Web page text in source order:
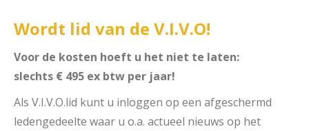
Wordt lid van de V.I.V.O!
Voor de kosten hoeft u het niet te laten:
slechts € 495 ex btw per jaar!
Als V.I.V.O.lid kunt u inloggen op een afgeschermd
ledengedeelte waar u o.a. actueel nieuws op het